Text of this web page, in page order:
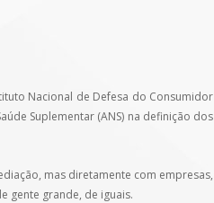
Nacional de Defesa do Consumidor
Suplementar (ANS) na definição dos
mas diretamente com empresas,
gente grande, de iguais.